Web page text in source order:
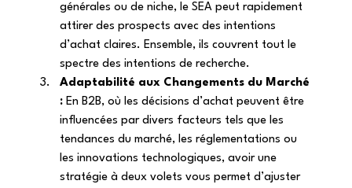
générales ou de niche, le SEA peut rapidement
attirer des prospects avec des intentions
d’achat claires. Ensemble, ils couvrent tout le
spectre des intentions de recherche.
Adaptabilité aux Changements du Marché
: En B2B, où les décisions d’achat peuvent être
influencées par divers facteurs tels que les
tendances du marché, les réglementations ou
les innovations technologiques, avoir une
stratégie à deux volets vous permet d’ajuster